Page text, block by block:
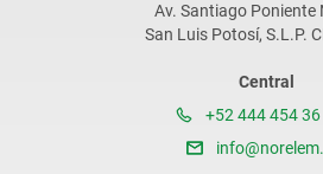
Av. Santiago Poniente
San Luis Potosí, S.L.P.
Central
+52 444 454